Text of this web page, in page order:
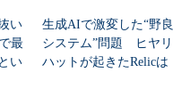
い
最
い
生成AIで激変した“野良
システム”問題 ヒヤリ
ハットが起きたRelicは